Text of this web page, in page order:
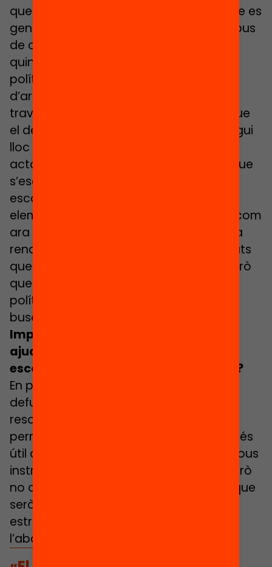
que els actors educatius s’asseguin, que es
generin consensos al voltant de quin tipus
de components s’han de finançar i de
quina manera, i també que els actors
polítics prenguin la responsabilitat
d’articular aquesta proposta política a
través de mecanismes tangibles. Cal que
el debat que hem promogut també tingui
lloc entre els diferents actors, que els
actors educatius també intervinguin i que
s’escolti la veu de les necessitats de les
escoles i es posin sobre la taula els
elements que la fórmula no incorpora, com
ara el component de l’autonomia i de la
rendició de comptes. Tot això són debats
que la proposta del FxF permet tenir, però
que per obrir-se hi ha d’haver voluntat
política i capacitat d’establir diàlegs i
buscar consensos.
Implementar la fórmula de l’equitat
ajudaria a combatre la segregació
escolar o l’abandonament prematur?
En política educativa hem d’intentar
defugir de solucions màgiques que
resolguin múltiples problemes. El FxF
permet obrir un conjunt de debats que és
útil que es tinguin i permet incorporar nous
instruments en la política educativa, però
no crec que haguem de donar per fet que
serà la solució màgica a problemes
estructurals com la segregació o
l’abandonament.